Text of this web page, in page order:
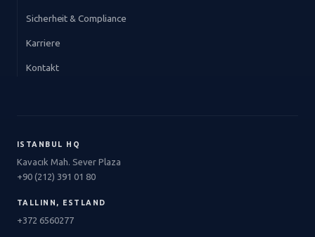
Sicherheit & Compliance
Karriere
Kontakt
ISTANBUL HQ
Kavacık Mah. Sever Plaza
+90 (212) 391 01 80
TALLINN, ESTLAND
+372 6560277